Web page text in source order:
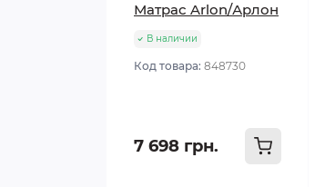
Матрас Arlon/Арлон
В наличии
Код товара: 848730
7 698 грн.